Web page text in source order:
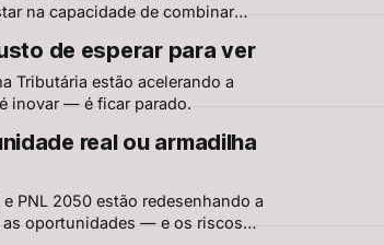
na capacidade de combinar
de esperar para ver
Tributária estão acelerando a
inovar — é ficar parado.
real ou armadilha
PNL 2050 estão redesenhando a
oportunidades — e os riscos